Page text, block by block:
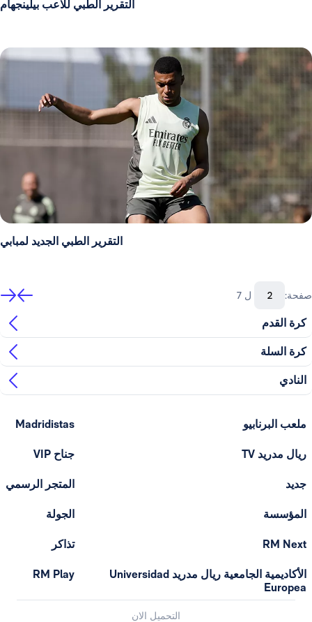
التقرير الطبي للاعب بيلينجهام
التقرير الطبي الجديد لمبابي
صفحة: ل 7
كرة القدم
كرة السلة
النادي
ملعب البرنابيو
ريال مدريد TV
جديد
المؤسسة
RM Next
الأكاديمية الجامعية ريال مدريد Universidad
Europea
Madridistas
جناح VIP
المتجر الرسمي
الجولة
تذاكر
RM Play
التحميل الان